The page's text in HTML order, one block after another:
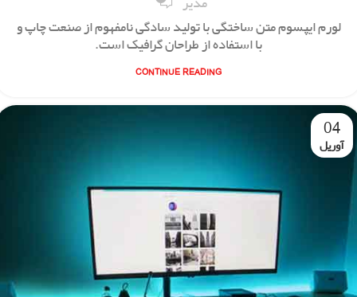
لورم ایپسوم متن ساختگی با تولید سادگی نامفهوم از صنعت چاپ و
با استفاده از طراحان گرافیک است.
CONTINUE READING
04
آوریل